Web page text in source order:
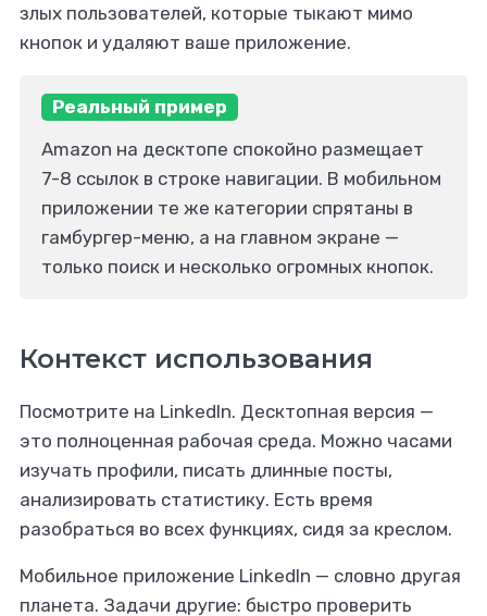
злых пользователей, которые тыкают мимо
кнопок и удаляют ваше приложение.
Реальный пример
Amazon на десктопе спокойно размещает
7-8 ссылок в строке навигации. В мобильном
приложении те же категории спрятаны в
гамбургер-меню, а на главном экране —
только поиск и несколько огромных кнопок.
Контекст использования
Посмотрите на LinkedIn. Десктопная версия —
это полноценная рабочая среда. Можно часами
изучать профили, писать длинные посты,
анализировать статистику. Есть время
разобраться во всех функциях, сидя за креслом.
Мобильное приложение LinkedIn — словно другая
планета. Задачи другие: быстро проверить